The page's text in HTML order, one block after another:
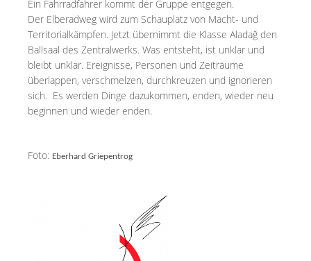
Ein Fahrradfahrer kommt der Gruppe entgegen.
Der Elberadweg wird zum Schauplatz von Macht- und
Territorialkämpfen. Jetzt übernimmt die Klasse Aladağ den
Ballsaal des Zentralwerks. Was entsteht, ist unklar und
bleibt unklar. Ereignisse, Personen und Zeiträume
überlappen, verschmelzen, durchkreuzen und ignorieren
sich. Es werden Dinge dazukommen, enden, wieder neu
beginnen und wieder enden.
Foto: Eberhard Griepentrog